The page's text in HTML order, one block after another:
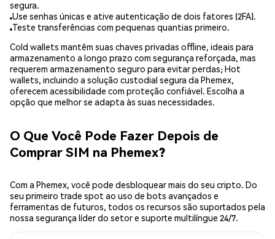
segura.
Use senhas únicas e ative autenticação de dois fatores (2FA).
Teste transferências com pequenas quantias primeiro.
Cold wallets mantêm suas chaves privadas offline, ideais para
armazenamento a longo prazo com segurança reforçada, mas
requerem armazenamento seguro para evitar perdas; Hot
wallets, incluindo a solução custodial segura da Phemex,
oferecem acessibilidade com proteção confiável. Escolha a
opção que melhor se adapta às suas necessidades.
O Que Você Pode Fazer Depois de
Comprar SIM na Phemex?
Com a Phemex, você pode desbloquear mais do seu cripto. Do
seu primeiro trade spot ao uso de bots avançados e
ferramentas de futuros, todos os recursos são suportados pela
nossa segurança líder do setor e suporte multilíngue 24/7.